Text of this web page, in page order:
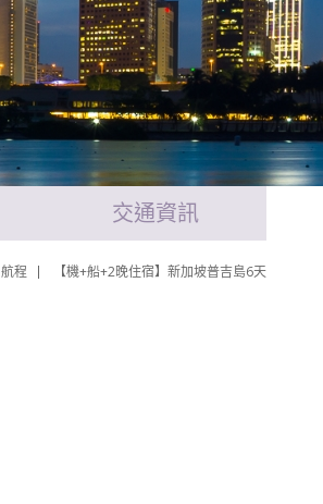
交通資訊
航程 【機+船+2晚住宿】新加坡普吉島6天